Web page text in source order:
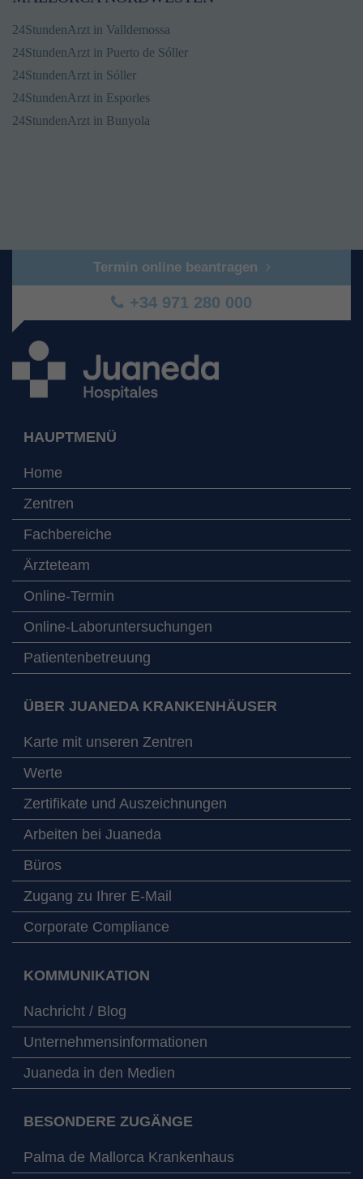
24StundenArzt in Valldemossa
24StundenArzt in Puerto de Sóller
24StundenArzt in Sóller
24StundenArzt in Esporles
24StundenArzt in Bunyola
Termin online beantragen
+34 971 280 000
HAUPTMENÜ
Home
Zentren
Fachbereiche
Ärzteteam
Online-Termin
Online-Laboruntersuchungen
Patientenbetreuung
ÜBER JUANEDA KRANKENHÄUSER
Karte mit unseren Zentren
Werte
Zertifikate und Auszeichnungen
Arbeiten bei Juaneda
Büros
Zugang zu Ihrer E-Mail
Corporate Compliance
KOMMUNIKATION
Nachricht / Blog
Unternehmensinformationen
Juaneda in den Medien
BESONDERE ZUGÄNGE
Palma de Mallorca Krankenhaus